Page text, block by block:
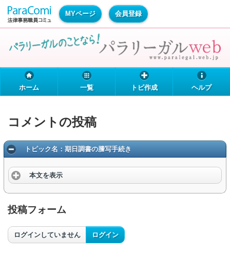
MYページ 会員登録
ホーム 一覧 トピ作成 ヘルプ
コメントの投稿
トピック名：期日調書の謄写手続き
本文を表示
投稿フォーム
ログインしていません ログイン